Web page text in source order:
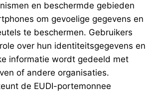
en beschermde gebieden
om gevoelige gegevens en
te beschermen. Gebruikers
over hun identiteitsgegevens en
informatie wordt gedeeld met
of andere organisaties.
de EUDI-portemonnee